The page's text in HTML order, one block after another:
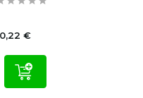
€